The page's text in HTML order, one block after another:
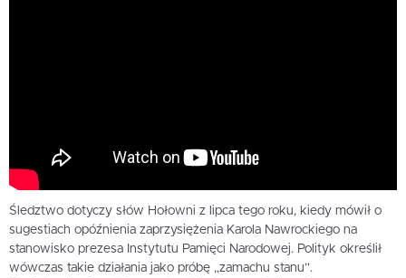
Śledztwo dotyczy słów Hołowni z lipca tego roku, kiedy mówił o
sugestiach opóźnienia zaprzysiężenia Karola Nawrockiego na
stanowisko prezesa Instytutu Pamięci Narodowej. Polityk określił
wówczas takie działania jako próbę „zamachu stanu”.